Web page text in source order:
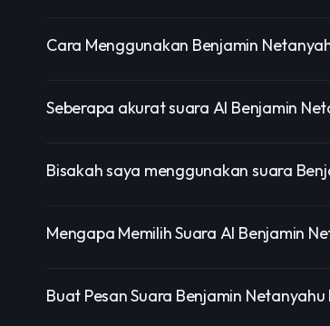
Cara Menggunakan Benjamin
Seberapa akurat suara AI Benjamin
Bisakah saya menggunakan suara
Mengapa Memilih Suara AI Benjamin
Buat Pesan Suara Benjamin